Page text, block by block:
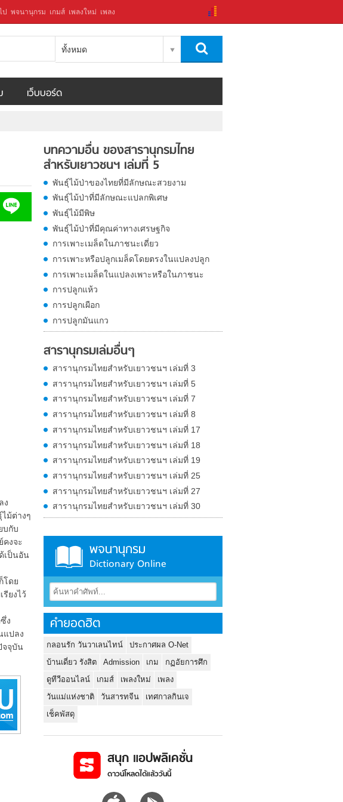
ป พจนานุกรม เกมส์ เพลงใหม่ เพลง
ทั้งหมด
เว็บบอร์ด
ง
ม้ต่างๆ
บกับ
งจะ
เป็นอัน
โดย
ยงไว้
ง
แปลง
จจุบัน
บทความอื่น ของสารานุกรมไทย
สำหรับเยาวชนฯ เล่มที่ 5
พันธุ์ไม้ป่าของไทยที่มีลักษณะสวยงาม
พันธุ์ไม้ป่าที่มีลักษณะแปลกพิเศษ
พันธุ์ไม้มีพิษ
พันธุ์ไม้ป่าที่มีคุณค่าทางเศรษฐกิจ
การเพาะเมล็ดในภาชนะเดี่ยว
การเพาะหรือปลูกเมล็ดโดยตรงในแปลงปลูก
การเพาะเมล็ดในแปลงเพาะหรือในภาชนะ
การปลูกแห้ว
การปลูกเผือก
การปลูกมันแกว
สารานุกรมเล่มอื่นๆ
สารานุกรมไทยสำหรับเยาวชนฯ เล่มที่ 3
สารานุกรมไทยสำหรับเยาวชนฯ เล่มที่ 5
สารานุกรมไทยสำหรับเยาวชนฯ เล่มที่ 7
สารานุกรมไทยสำหรับเยาวชนฯ เล่มที่ 8
สารานุกรมไทยสำหรับเยาวชนฯ เล่มที่ 17
สารานุกรมไทยสำหรับเยาวชนฯ เล่มที่ 18
สารานุกรมไทยสำหรับเยาวชนฯ เล่มที่ 19
สารานุกรมไทยสำหรับเยาวชนฯ เล่มที่ 25
สารานุกรมไทยสำหรับเยาวชนฯ เล่มที่ 27
สารานุกรมไทยสำหรับเยาวชนฯ เล่มที่ 30
พจนานุกรม
Dictionary Online
คำยอดฮิต
กลอนรัก วันวาเลนไทน์
ประกาศผล O-Net
บ้านเดี่ยว รังสิต
Admission เกม
กฏอัยการศึก
ดูทีวีออนไลน์
เกมส์ เพลงใหม่
เพลง
วันแม่แห่งชาติ
วันสารทจีน
เทศกาลกินเจ
เช็คพัสดุ
สนุก แอปพลิเคชั่น
ดาวน์โหลดได้แล้ววันนี้